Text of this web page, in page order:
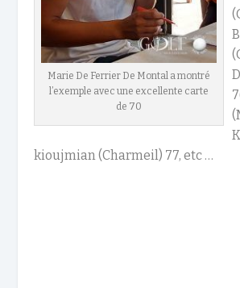
Marie De Ferrier De Montal a montré
l’exemple avec une excellente carte
de 70
kioujmian (Charmeil) 77, etc …